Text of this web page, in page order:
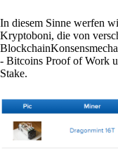
In diesem Sinne werfen
Kryptoboni, die von
- Bitcoins Proof of Work
Stake.